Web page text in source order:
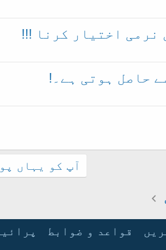
نرمی اختیار کرنا !!!
حاصل ہوتی ہے۔!
آپ کو یہاں
قواعد و ضوابط